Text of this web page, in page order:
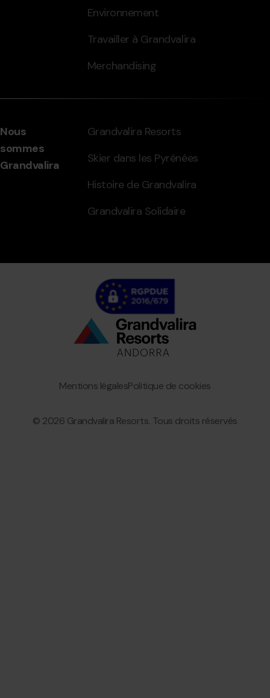
Environnement
Travailler à Grandvalira
Merchandising
Nous
sommes
Grandvalira
Grandvalira Resorts
Skier dans les Pyrénées
Histoire de Grandvalira
Grandvalira Solidaire
© 2026 Grandvalira Resorts. Tous droits réservés
Granvalira
Politique de cookies
Mentions légales